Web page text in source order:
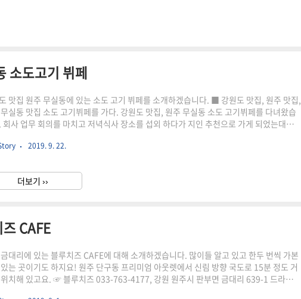
소도고기 뷔페
맛집 원주 무실동에 있는 소도 고기 뷔페를 소개하겠습니다. ■ 강원도 맛집, 원주 맛집,
실동 맛집 소도 고기뷔페를 가다. 강원도 맛집, 원주 무실동 소도 고기뷔페를 다녀왔습
회사 업무 회의를 마치고 저녁식사 장소를 섭외 하다가 지인 추천으로 가게 되었는대요,
. 정해진 예산범위내에서 회식비 집행하기에 괜찮을 것 같습니다. 원주 소도고기뷔페는
부 구조 원주 소도 고기뷔페 내부는 넓은 공간에 고기 불판이 설치된 테이블이 여러 구
태로 많이 준비되어 있습니다. 인원은 10명이라 세개의 테이블을 예..
2019. 9. 22.
더보기 ››
CAFE
대리에 있는 블루치즈 CAFE에 대해 소개하겠습니다. 많이들 알고 있고 한두 번씩 가본
는 곳이기도 하지요! 원주 단구동 프리미엄 아웃렛에서 신림 방향 국도로 15분 정도 거
치해 있고요. ☞ 블루치즈 033-763-4177, 강원 원주시 판부면 금대리 639-1 드라이브